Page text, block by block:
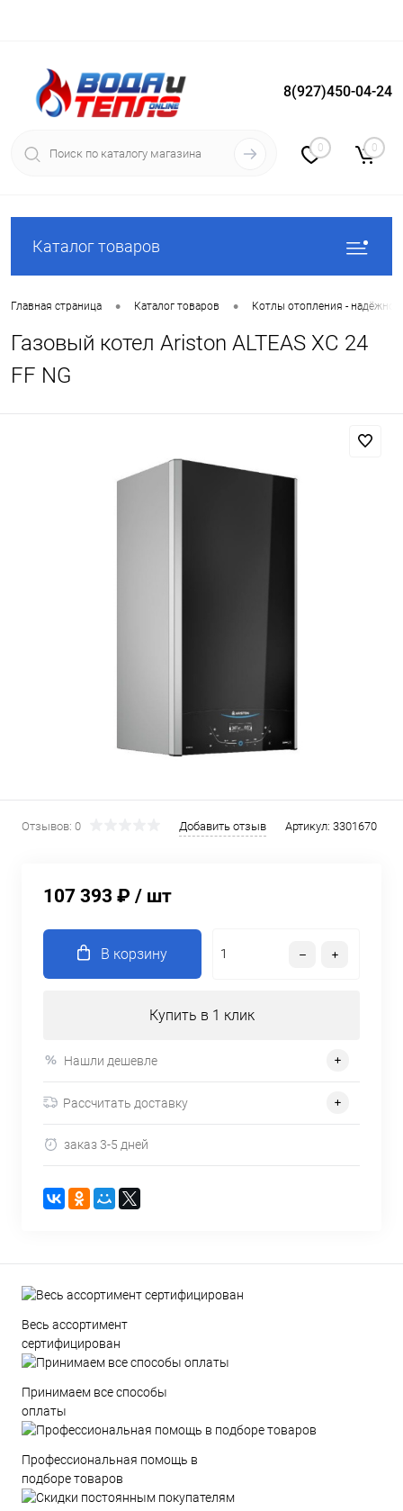
Вход Регистрация
8(927)450-04-24
0 0
Каталог товаров
Главная страница • Каталог товаров • Котлы отопления -
Газовый котел Ariston ALTEAS XC 24
FF NG
Отзывов: 0 Добавить отзыв Артикул: 3301670
107 393 ₽ / шт
В корзину
Купить в 1 клик
Нашли дешевле
Рассчитать доставку
заказ 3-5 дней
Весь ассортимент
сертифицирован
Принимаем все способы
оплаты
Профессиональная помощь в
подборе товаров